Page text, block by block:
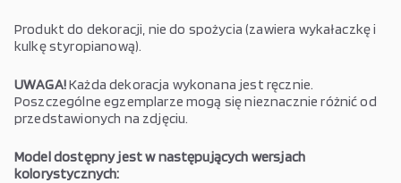
Produkt do dekoracji, nie do spożycia (zawiera wykałaczkę i
kulkę styropianową).
UWAGA!Każda dekoracja wykonana jest ręcznie.
Poszczególne egzemplarze mogą się nieznacznie różnić od
przedstawionych na zdjęciu.
Model dostępny jest w następujących wersjach
kolorystycznych: